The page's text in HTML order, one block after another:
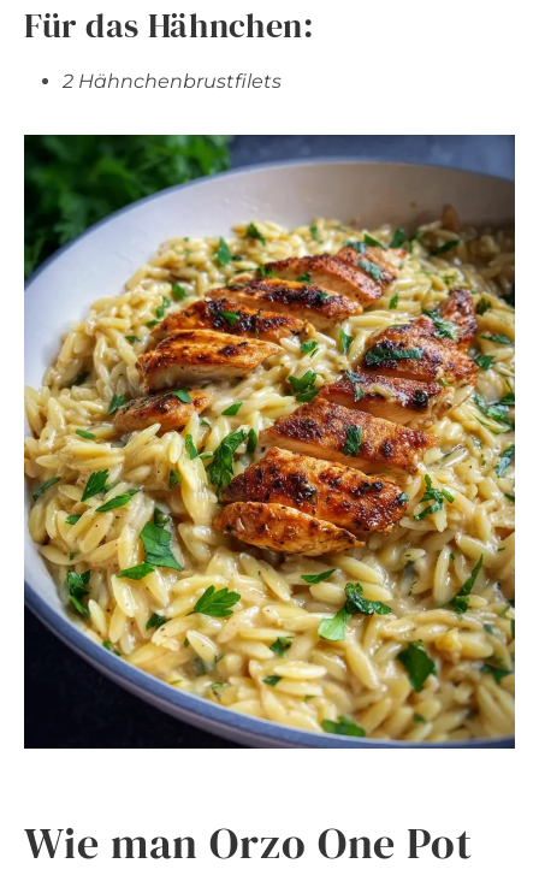
Für das Hähnchen:
2 Hähnchenbrustfilets
Wie man Orzo One Pot